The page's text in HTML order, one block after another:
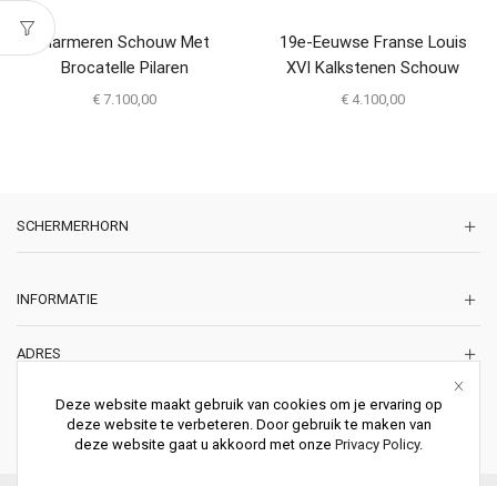
Marmeren Schouw Met
Brocatelle Pilaren
€ 7.100,00
19e-Eeuwse Franse Louis
XVI Kalkstenen Schouw
€ 4.100,00
SCHERMERHORN
INFORMATIE
ADRES
2011 ZD HAARLEM
Nederland
Deze website maakt gebruik van cookies om je ervaring op
deze website te verbeteren. Door gebruik te maken van
deze website gaat u akkoord met onze Privacy Policy.